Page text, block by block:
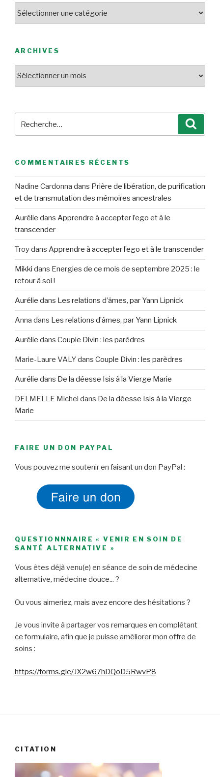
ARCHIVES
pour
COMMENTAIRES RÉCENTS
Nadine Cardonna dans Prière de libération, de purification
et de transmutation des mémoires ancestrales
Aurélie dans Apprendre à accepter l’ego et à le
transcender
Troydans Apprendre à accepter l’ego et à le transcender
Mikki dans Energies de ce mois de septembre 2025 : le
retour à soi !
Aurélie dans Les relations d’âmes, par Yann Lipnick
Anna dans Les relations d’âmes, par Yann Lipnick
Aurélie dans Couple Divin : les parèdres
Marie-Laure VALYdans Couple Divin : les parèdres
Aurélie dans De la déesse Isis à la Vierge Marie
DELMELLE Michel dans De la déesse Isis à la Vierge
Marie
FAIRE UN DON PAYPAL
Vous pouvez me soutenir en faisant un don PayPal :
QUESTIONNNAIRE « VENIR EN SOIN DE
SANTÉ ALTERNATIVE »
Vous êtes déjà venu(e) en séance de soin de médecine
alternative, médecine douce... ?
Ou vous aimeriez, mais avez encore des hésitations ?
Je vous invite à partager vos remarques en complétant
ce formulaire, afin que je puisse améliorer mon offre de
soins :
https://forms.gle/JX2w67hDQoD5RwvP8
CITATION